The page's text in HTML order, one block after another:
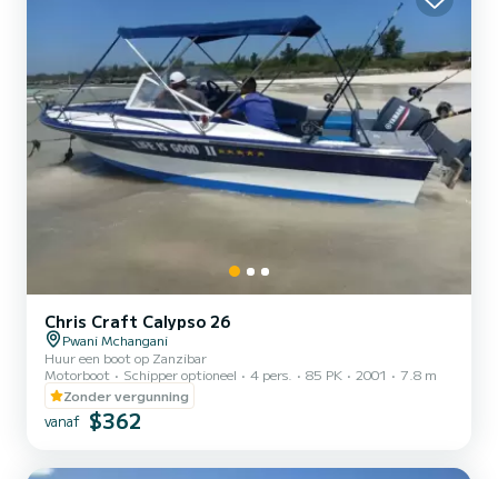
Chris Craft Calypso 26
Pwani Mchangani
Huur een boot op Zanzibar
Motorboot
Schipper optioneel 4 pers. 85 PK 2001
7.8 m
Zonder vergunning
vanaf $362